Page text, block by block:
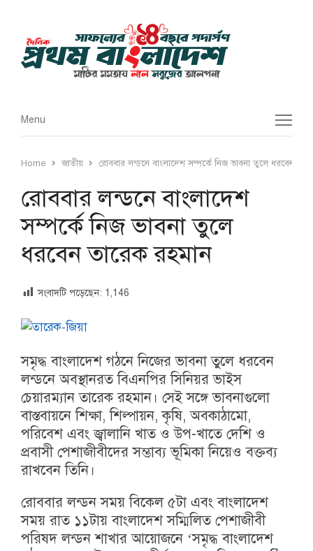
Menu
Menu
Home জাতীয় রোববার লন্ডনে বাংলাদেশ সম্পর্কে নিজ ভাবনা তুলে ধরবেন
রোববার লন্ডনে বাংলাদেশ
সম্পর্কে নিজ ভাবনা তুলে
ধরবেন তারেক রহমান
সংবাদটি পড়েছেন: 1,146
সমৃদ্ধ বাংলাদেশ গঠনে নিজের ভাবনা তুলে ধরবেন
লন্ডনে অবস্থানরত বিএনপির সিনিয়র ভাইস
চেয়ারম্যান তারেক রহমান। সেই সঙ্গে ভাবনাগুলো
বাস্তবায়নে শিক্ষা, শিল্পায়ন, কৃষি, অবকাঠামো,
পরিবেশ এবং জ্বালানি খাত ও উপ-খাতে দেশি ও
প্রবাসী পেশাজীবীদের সম্ভাব্য ভূমিকা নিয়েও বক্তব্য
রাখবেন তিনি।
রোববার লন্ডন সময় বিকেল ৫টা এবং বাংলাদেশ
সময় রাত ১১টায় বাংলাদেশ সম্মিলিত পেশাজীবী
পরিষদ লন্ডন শাখার আয়োজনে ‘সমৃদ্ধ বাংলাদেশ